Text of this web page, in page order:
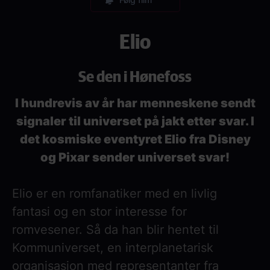
Elio
Se den i Hønefoss
I hundrevis av år har menneskene sendt
signaler til universet på jakt etter svar. I
det kosmiske eventyret Elio fra Disney
og Pixar sender universet svar!
Elio er en romfanatiker med en livlig
fantasi og en stor interesse for
romvesener. Så da han blir hentet til
Kommuniverset, en interplanetarisk
organisasjon med representanter fra